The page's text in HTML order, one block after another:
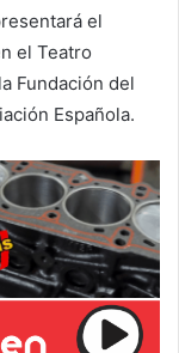
el
el Teatro
Fundación del
Española.